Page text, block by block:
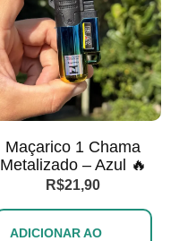
Maçarico 1 Chama
Metalizado – Azul 🔥
R$21,90
ADICIONAR AO